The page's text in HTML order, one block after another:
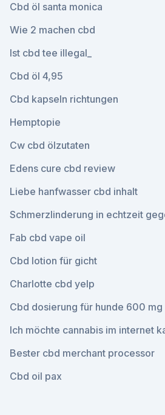
Cbd öl santa monica
Wie 2 machen cbd
Ist cbd tee illegal_
Cbd öl 4,95
Cbd kapseln richtungen
Hemptopie
Cw cbd ölzutaten
Edens cure cbd review
Liebe hanfwasser cbd inhalt
Schmerzlinderung in echtzeit
Fab cbd vape oil
Cbd lotion für gicht
Charlotte cbd yelp
Cbd dosierung für hunde 600 mg
Ich möchte cannabis im internet
Bester cbd merchant processor
Cbd oil pax